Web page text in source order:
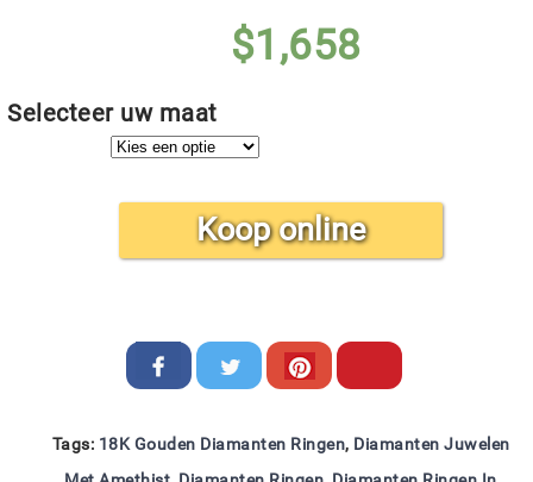
$1,658
Selecteer uw maat
Koop online
Tags: 18K Gouden Diamanten Ringen, Diamanten Juwelen